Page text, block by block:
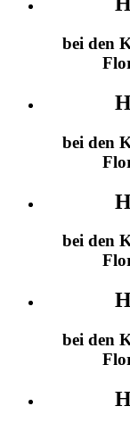
bei den
bei den
bei den
bei den